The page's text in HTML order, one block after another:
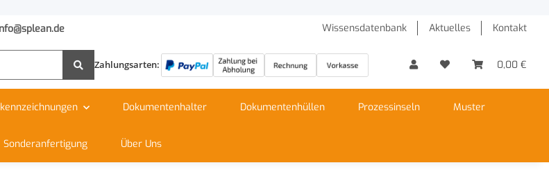
Wissensdatenbank
Aktuelles Kontakt
Zahlungsarten: 0,00 €
Dokumentenhalter Dokumentenhüllen Prozessinseln Muster
Sonderanfertigung Über Uns